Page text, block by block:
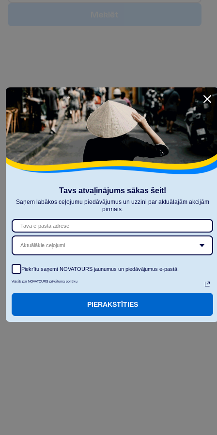
Tavs atvaļinājums sākas šeit!
Saņem labākos ceļojumu piedāvājumus un uzzini par aktuālajām akcijām
pirmais.
Aktuālākie ceļojumi
Piekrītu saņemt NOVATOURS jaunumus un piedāvājumus e-pastā.
Vairāk par NOVATOURS privātuma politiku
PIERAKSTĪTIES